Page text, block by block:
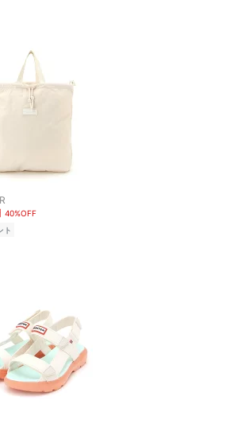
40%OFF
ト